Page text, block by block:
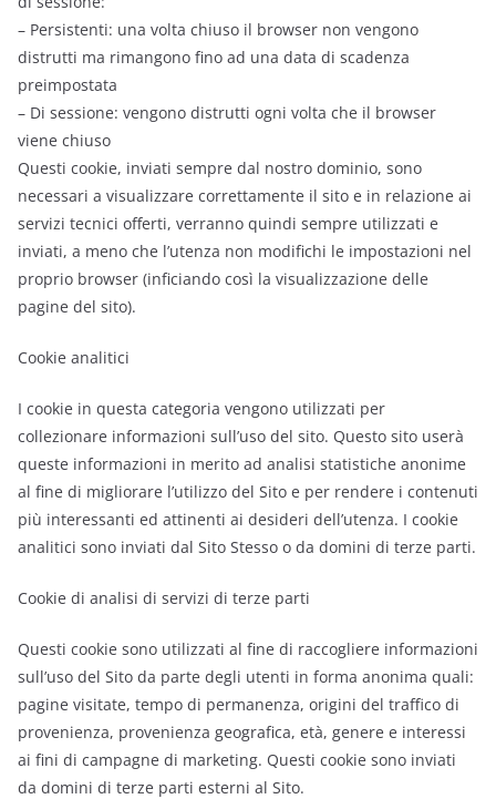
– Persistenti: una volta chiuso il browser non vengono
distrutti ma rimangono fino ad una data di scadenza
preimpostata
– Di sessione: vengono distrutti ogni volta che il browser
viene chiuso
Questi cookie, inviati sempre dal nostro dominio, sono
necessari a visualizzare correttamente il sito e in relazione ai
servizi tecnici offerti, verranno quindi sempre utilizzati e
inviati, a meno che l’utenza non modifichi le impostazioni nel
proprio browser (inficiando così la visualizzazione delle
pagine del sito).
Cookie analitici
I cookie in questa categoria vengono utilizzati per
collezionare informazioni sull’uso del sito. Questo sito userà
queste informazioni in merito ad analisi statistiche anonime
al fine di migliorare l’utilizzo del Sito e per rendere i contenuti
più interessanti ed attinenti ai desideri dell’utenza. I cookie
analitici sono inviati dal Sito Stesso o da domini di terze parti.
Cookie di analisi di servizi di terze parti
Questi cookie sono utilizzati al fine di raccogliere informazioni
sull’uso del Sito da parte degli utenti in forma anonima quali:
pagine visitate, tempo di permanenza, origini del traffico di
provenienza, provenienza geografica, età, genere e interessi
ai fini di campagne di marketing. Questi cookie sono inviati
da domini di terze parti esterni al Sito.